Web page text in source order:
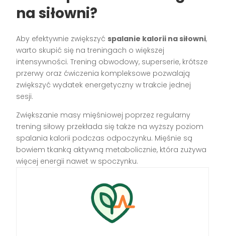
na siłowni?
Aby efektywnie zwiększyć spalanie kalorii na siłowni,
warto skupić się na treningach o większej
intensywności. Trening obwodowy, superserie, krótsze
przerwy oraz ćwiczenia kompleksowe pozwalają
zwiększyć wydatek energetyczny w trakcie jednej
sesji.
Zwiększanie masy mięśniowej poprzez regularny
trening siłowy przekłada się także na wyższy poziom
spalania kalorii podczas odpoczynku. Mięśnie są
bowiem tkanką aktywną metabolicznie, która zużywa
więcej energii nawet w spoczynku.